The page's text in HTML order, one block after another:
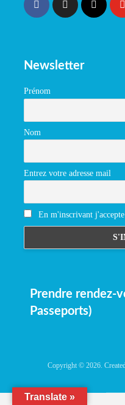
Newsletter
Prénom
Nom
Entrez votre adresse mail
En m'inscrivant
Prendre rendez-
Passeports)
Copyright © 2026.
Translate »